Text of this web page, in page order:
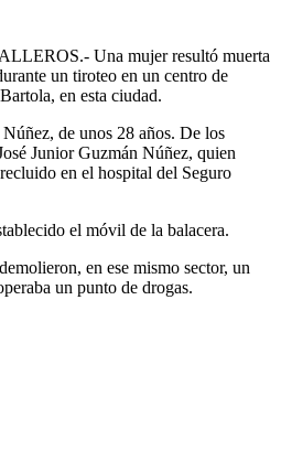
Una mujer resultó muerta
un tiroteo en un centro de
en esta ciudad.
de unos 28 años. De los
Junior Guzmán Núñez, quien
en el hospital del Seguro
el móvil de la balacera.
en ese mismo sector, un
un punto de drogas.